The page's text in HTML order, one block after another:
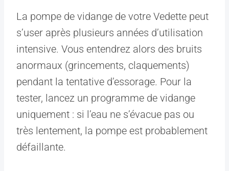
La pompe de vidange de votre Vedette peut
s’user après plusieurs années d’utilisation
intensive. Vous entendrez alors des bruits
anormaux (grincements, claquements)
pendant la tentative d’essorage. Pour la
tester, lancez un programme de vidange
uniquement : si l’eau ne s’évacue pas ou
très lentement, la pompe est probablement
défaillante.